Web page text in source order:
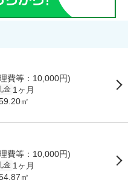
費等：10,000円)
金 1ヶ月
㎡
費等：10,000円)
金 1ヶ月
㎡